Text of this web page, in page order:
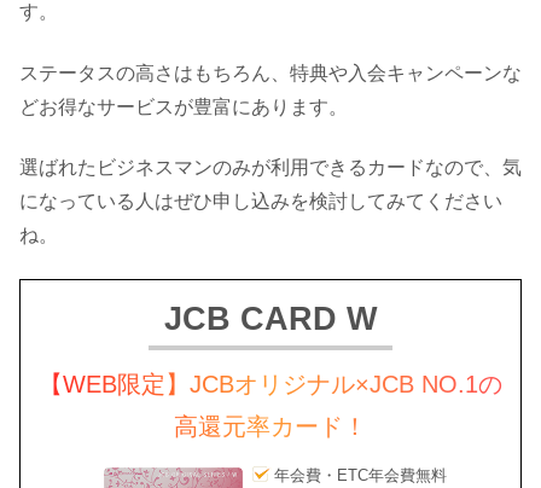
す。
ステータスの高さはもちろん、特典や入会キャンペーンな
どお得なサービスが豊富にあります。
選ばれたビジネスマンのみが利用できるカードなので、気
になっている人はぜひ申し込みを検討してみてください
ね。
JCB CARD W
【WEB限定】JCBオリジナル×JCB NO.1の
高還元率カード！
年会費・ETC年会費無料